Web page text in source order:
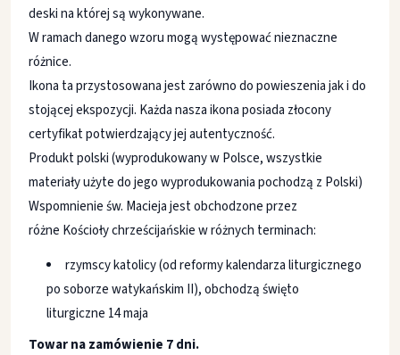
deski na której są wykonywane.
W ramach danego wzoru mogą występować nieznaczne
różnice.
Ikona ta przystosowana jest zarówno do powieszenia jak i do
stojącej ekspozycji. Każda nasza ikona posiada złocony
certyfikat potwierdzający jej autentyczność.
Produkt polski (wyprodukowany w Polsce, wszystkie
materiały użyte do jego wyprodukowania pochodzą z Polski)
Wspomnienie św. Macieja jest obchodzone przez
różne Kościoły chrześcijańskie w różnych terminach:
rzymscy katolicy (od reformy kalendarza liturgicznego
po soborze watykańskim II), obchodzą święto
liturgiczne 14 maja
Towar na zamówienie 7 dni.